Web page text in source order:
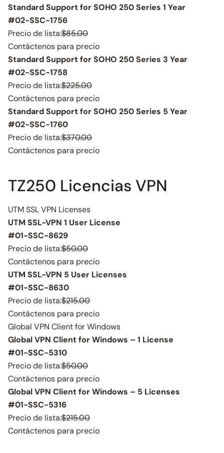
Standard Support for SOHO 250 Series 1 Year
#02-SSC-1756
Precio de lista:$85.00
Contáctenos para precio
Standard Support for SOHO 250 Series 3 Year
#02-SSC-1758
Precio de lista:$225.00
Contáctenos para precio
Standard Support for SOHO 250 Series 5 Year
#02-SSC-1760
Precio de lista:$370.00
Contáctenos para precio
TZ250 Licencias VPN
UTM SSL VPN Licenses
UTM SSL-VPN 1 User License
#01-SSC-8629
Precio de lista:$50.00
Contáctenos para precio
UTM SSL-VPN 5 User Licenses
#01-SSC-8630
Precio de lista:$215.00
Contáctenos para precio
Global VPN Client for Windows
Global VPN Client for Windows – 1 License
#01-SSC-5310
Precio de lista:$50.00
Contáctenos para precio
Global VPN Client for Windows – 5 Licenses
#01-SSC-5316
Precio de lista:$215.00
Contáctenos para precio